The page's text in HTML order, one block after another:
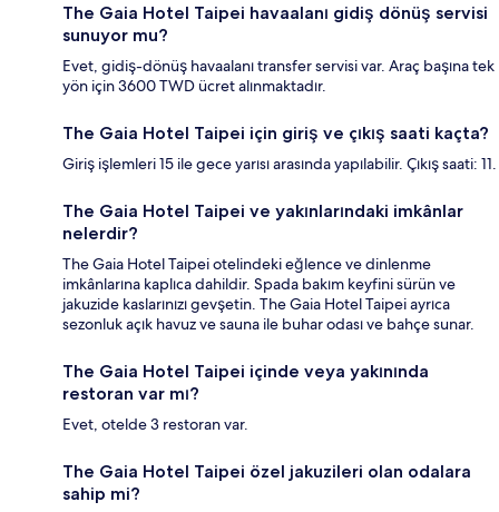
The Gaia Hotel Taipei havaalanı gidiş dönüş servisi
sunuyor mu?
Evet, gidiş-dönüş havaalanı transfer servisi var. Araç başına tek
yön için 3600 TWD ücret alınmaktadır.
The Gaia Hotel Taipei için giriş ve çıkış saati kaçta?
Giriş işlemleri 15 ile gece yarısı arasında yapılabilir. Çıkış saati: 11.
The Gaia Hotel Taipei ve yakınlarındaki imkânlar
nelerdir?
The Gaia Hotel Taipei otelindeki eğlence ve dinlenme
imkânlarına kaplıca dahildir. Spada bakım keyfini sürün ve
jakuzide kaslarınızı gevşetin. The Gaia Hotel Taipei ayrıca
sezonluk açık havuz ve sauna ile buhar odası ve bahçe sunar.
The Gaia Hotel Taipei içinde veya yakınında
restoran var mı?
Evet, otelde 3 restoran var.
The Gaia Hotel Taipei özel jakuzileri olan odalara
sahip mi?